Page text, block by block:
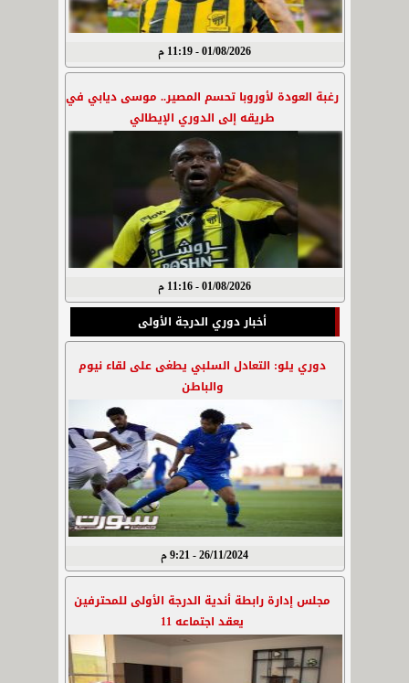
01/08/2026 - 11:19 م
رغبة العودة لأوروبا تحسم المصير.. موسى ديابي في
طريقه إلى الدوري الإيطالي
01/08/2026 - 11:16 م
أخبار دوري الدرجة الأولى
دوري يلو: التعادل السلبي يطغى على لقاء نيوم
والباطن
26/11/2024 - 9:21 م
مجلس إدارة رابطة أندية الدرجة الأولى للمحترفين
يعقد اجتماعه 11